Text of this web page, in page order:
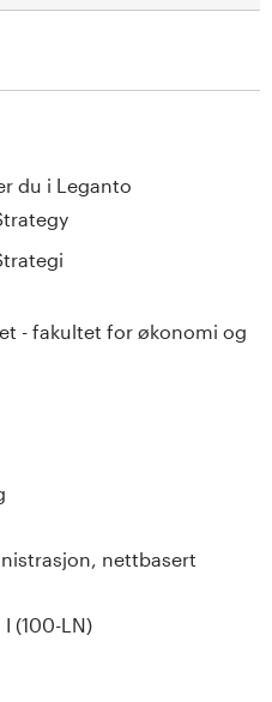
du i Leganto
- fakultet for økonomi og
nettbasert
(100-LN)